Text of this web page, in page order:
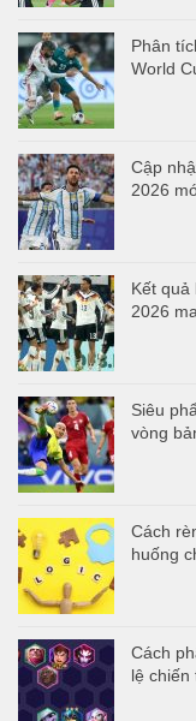
Phân
World
Cập
2026
Kết quả
2026
Siêu
vòng
Cách
huống
Cách
lệ chiến